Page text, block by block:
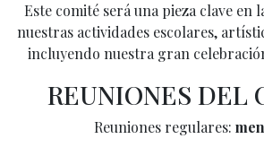
Este comité será una pieza clave en
nuestras actividades escolares,
incluyendo nuestra gran
REUNIONES DEL
Reuniones regulares: